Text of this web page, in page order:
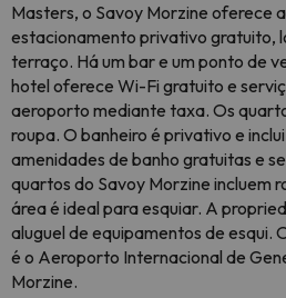
Masters, o Savoy Morzine oferece
estacionamento privativo gratuito,
terraço. Há um bar e um ponto de
hotel oferece Wi-Fi gratuito e
aeroporto mediante taxa. Os
roupa. O banheiro é privativo e
amenidades de banho gratuitas e
quartos do Savoy Morzine incluem
área é ideal para esquiar. A
aluguel de equipamentos de esqui.
é o Aeroporto Internacional de
Morzine.